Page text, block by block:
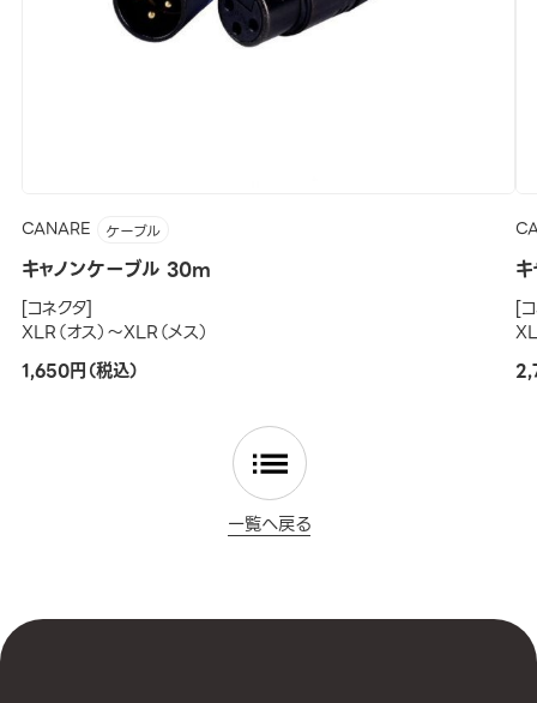
CANARE ケーブル
キャノンケーブル 30m
[コネクタ]
XLR（オス）～XLR（メス）
1,650円（税込）
[
一覧へ戻る